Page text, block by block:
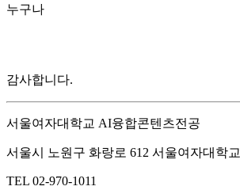
누구나
감사합니다.
서울여자대학교 AI융합콘텐츠전공
서울시 노원구 화랑로 612 서울여자대학교
TEL 02-970-1011